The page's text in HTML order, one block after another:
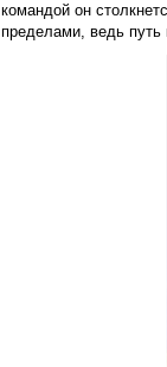
командой он
пределами, ведь путь